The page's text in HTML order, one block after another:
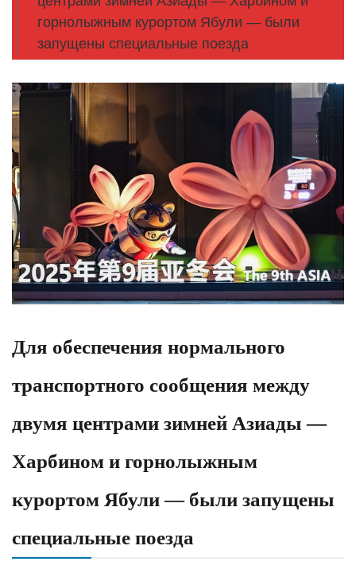
горнолыжным курортом Ябули — были
запущены специальные поезда
Для обеспечения нормального
транспортного сообщения между
двумя центрами зимней Азиады —
Харбином и горнолыжным
курортом Ябули — были запущены
специальные поезда